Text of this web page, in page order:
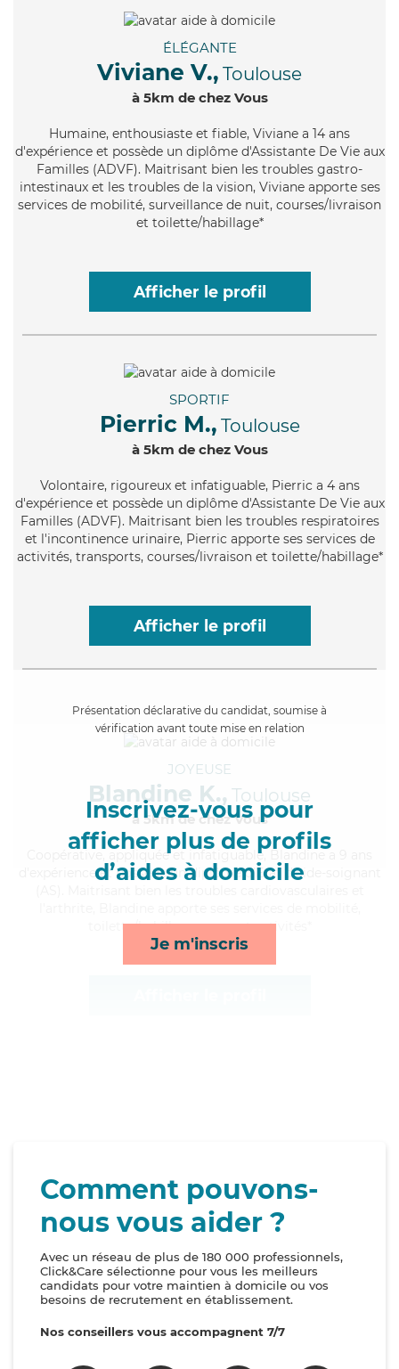
ÉLÉGANTE
Viviane V., Toulouse
à 5km de chez Vous
Humaine, enthousiaste et fiable, Viviane a 14 ans
d'expérience et possède un diplôme d'Assistante De Vie aux
Familles (ADVF). Maitrisant bien les troubles gastro-
intestinaux et les troubles de la vision, Viviane apporte ses
services de mobilité, surveillance de nuit, courses/livraison
et toilette/habillage*
Afficher le profil
SPORTIF
Pierric M., Toulouse
à 5km de chez Vous
Volontaire, rigoureux et infatiguable, Pierric a 4 ans
d'expérience et possède un diplôme d'Assistante De Vie aux
Familles (ADVF). Maitrisant bien les troubles respiratoires
et l'incontinence urinaire, Pierric apporte ses services de
activités, transports, courses/livraison et toilette/habillage*
Afficher le profil
Présentation déclarative du candidat, soumise à
vérification avant toute mise en relation
Inscrivez-vous pour
afficher plus de profils
d’aides à domicile
Je m'inscris
JOYEUSE
Blandine K., Toulouse
à 5km de chez Vous
, appliquée et infatiguable, Blandine a 9 ans
d'expérience et possède un diplôme d'Etat d'aide-soignant
toilette/habillage, repas et activités*
Comment pouvons-
nous vous aider ?
Avec un réseau de plus de 180 000 professionnels,
Click&Care sélectionne pour vous les meilleurs
candidats pour votre maintien à domicile ou vos
besoins de recrutement en établissement.
Nos conseillers vous accompagnent 7/7